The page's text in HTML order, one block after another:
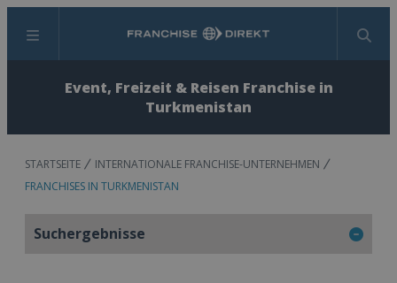
Menü Suchen
Event, Freizeit & Reisen Franchise in
Turkmenistan
STARTSEITE
INTERNATIONALE FRANCHISE-UNTERNEHMEN
FRANCHISES IN TURKMENISTAN
Suchergebnisse